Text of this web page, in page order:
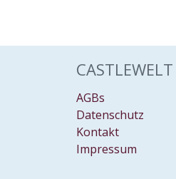
CASTLEWELT
AGBs
Datenschutz
Kontakt
Impressum